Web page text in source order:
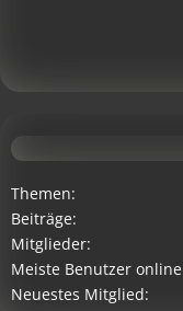
Themen
Beiträge
Mitglieder
Meiste Benutzer online
Neuestes Mitglied